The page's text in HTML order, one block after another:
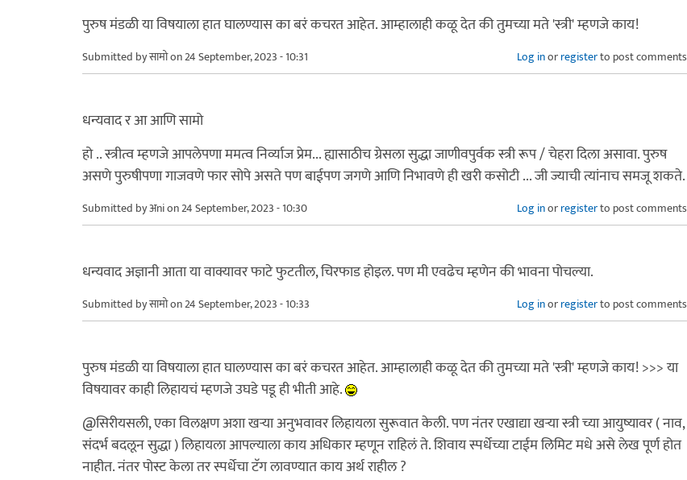
पुरुष मंडळी या विषयाला हात घालण्यास का बरं कचरत आहेत. आम्हालाही कळू देत की तुमच्या मते 'स्त्री' म्हणजे काय!
Submitted byसामोon 24 September, 2023 - 10:31 Log inorregisterto post comments
धन्यवाद र आ आणि सामो
हो .. स्त्रीत्व म्हणजे आपलेपणा ममत्व निर्व्याज प्रेम... ह्यासाठीच ग्रेसला सुद्धा जाणीवपुर्वक स्त्री रूप / चेहरा दिला असावा. पुरुष
असणे पुरुषीपणा गाजवणे फार सोपे असते पण बाईपण जगणे आणि निभावणे ही खरी कसोटी ... जी ज्याची त्यांनाच समजू शकते.
Submitted byअnion 24 September, 2023 - 10:30 Log inorregisterto post comments
धन्यवाद अज्ञानी आता या वाक्यावर फाटे फुटतील, चिरफाड होइल. पण मी एवढेच म्हणेन की भावना पोचल्या.
Submitted byसामोon 24 September, 2023 - 10:33 Log inorregisterto post comments
पुरुष मंडळी या विषयाला हात घालण्यास का बरं कचरत आहेत. आम्हालाही कळू देत की तुमच्या मते 'स्त्री' म्हणजे काय! >>> या
विषयावर काही लिहायचं म्हणजे उघडे पडू ही भीती आहे.
@सिरीयसली, एका विलक्षण अशा खर्‍या अनुभवावर लिहायला सुरूवात केली. पण नंतर एखाद्या खर्‍या स्त्री च्या आयुष्यावर ( नाव,
संदर्भ बदलून सुद्धा ) लिहायला आपल्याला काय अधिकार म्हणून राहिलं ते. शिवाय स्पर्धेच्या टाईम लिमिट मधे असे लेख पूर्ण होत
नाहीत. नंतर पोस्ट केला तर स्पर्धेचा टॅग लावण्यात काय अर्थ राहील ?